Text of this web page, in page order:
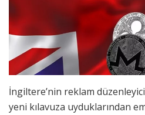
İngiltere’nin reklam
yeni kılavuza uyduklarından